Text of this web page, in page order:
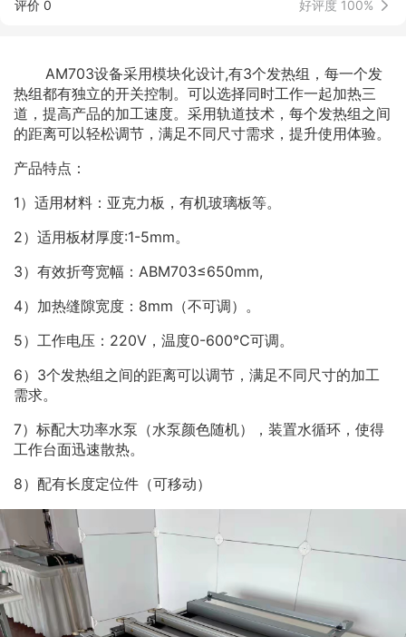
评价 0 好评度 100%
AM703设备采用模块化设计,有3个发热组，每一个发
热组都有独立的开关控制。可以选择同时工作一起加热三
道，提高产品的加工速度。采用轨道技术，每个发热组之间
的距离可以轻松调节，满足不同尺寸需求，提升使用体验。
产品特点：
1）适用材料：亚克力板，有机玻璃板等。
2）适用板材厚度:1-5mm。
3）有效折弯宽幅：ABM703≤650mm,
4）加热缝隙宽度：8mm（不可调）。
5）工作电压：220V，温度0-600℃可调。
6）3个发热组之间的距离可以调节，满足不同尺寸的加工
需求。
7）标配大功率水泵（水泵颜色随机），装置水循环，使得
工作台面迅速散热。
8）配有长度定位件（可移动）